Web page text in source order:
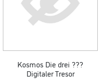
Kosmos Die drei ???
Digitaler Tresor